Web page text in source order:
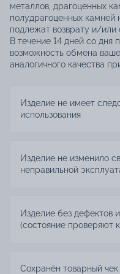
металлов, драгоценных
полудрагоценных камней
подлежат возврату и/или
В течение 14 дней со дня
возможность обмена
аналогичного качества
Изделие не имеет
использования
Изделие не изменило
неправильной
Изделие без дефектов
(состояние проверяют
Сохранён товарный